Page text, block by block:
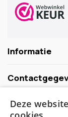
Informatie
Schijf
Deze